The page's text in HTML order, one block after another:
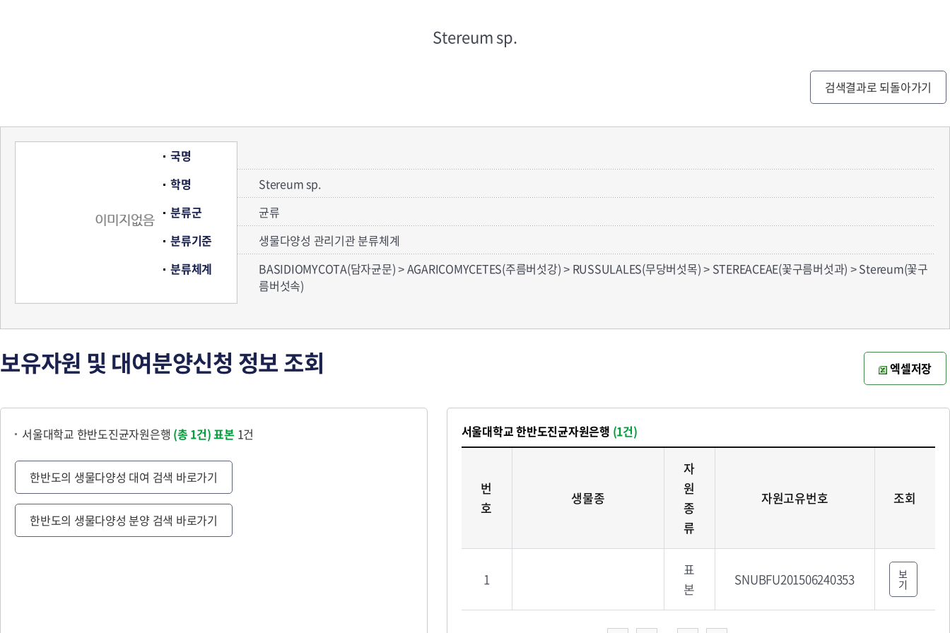
Stereum sp.
검색결과로 되돌아가기
국명
학명
Stereum sp.
분류군
균류
분류기준
생물다양성 관리기관 분류체계
분류체계
BASIDIOMYCOTA(담자균문) > AGARICOMYCETES(주름버섯강) > RUSSULALES(무당버섯목) > STEREACEAE(꽃구름버섯과) > Stereum(꽃구
름버섯속)
보유자원 및 대여분양신청 정보 조회 엑셀저장
서울대학교 한반도진균자원은행 (총 1건)표본 1건
한반도의 생물다양성 대여 검색 바로가기
한반도의 생물다양성 분양 검색 바로가기
서울대학교 한반도진균자원은행 (1건)
번
호
생물종
자
원
종
류
자원고유번호 조회
1
표
본
SNUBFU201506240353 보
기